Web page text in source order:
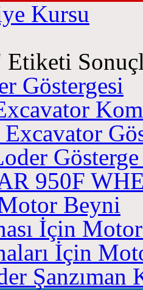
Kursu
Etiketi
Göstergesi
950F
Beyni
İçin
İçin